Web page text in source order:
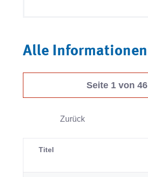
Alle Informationen
Seite 1 von 46
Zurück
Titel